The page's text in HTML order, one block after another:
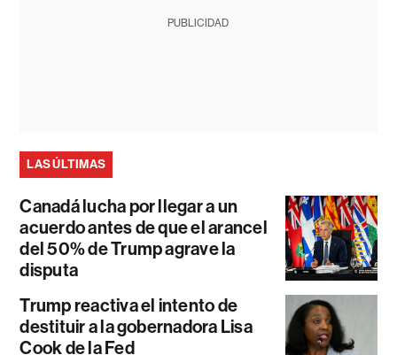
PUBLICIDAD
LAS ÚLTIMAS
Canadá lucha por llegar a un
acuerdo antes de que el arancel
del 50% de Trump agrave la
disputa
Trump reactiva el intento de
destituir a la gobernadora Lisa
Cook de la Fed